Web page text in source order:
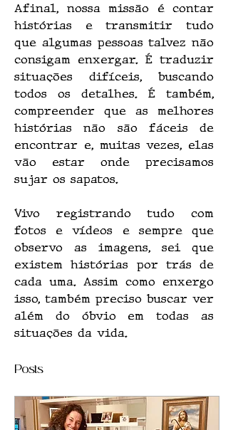
Afinal, nossa missão é contar
histórias e transmitir tudo
que algumas pessoas talvez não
consigam enxergar. É traduzir
situações difíceis, buscando
todos os detalhes. É também,
compreender que as melhores
histórias não são fáceis de
encontrar e, muitas vezes, elas
vão estar onde precisamos
sujar os sapatos.
Vivo registrando tudo com
fotos e vídeos e sempre que
observo as imagens, sei que
existem histórias por trás de
cada uma. Assim como enxergo
isso, também preciso buscar ver
além do óbvio em todas as
situações da vida.
Posts